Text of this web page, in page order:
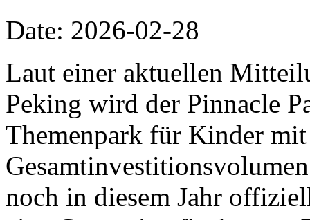
Date: 2026-02-28
Laut einer aktuellen
Peking wird der Pinnacle
Themenpark für Kinder
noch in diesem Jahr